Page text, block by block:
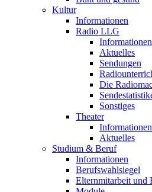
Kultur
Informationen
Radio LLG
Informationen
Aktuelles
Sendungen
Die
Sonstiges
Theater
Informationen
Aktuelles
Studium & Beruf
Informationen
Berufswahlsiegel
Elternmitarbeit und